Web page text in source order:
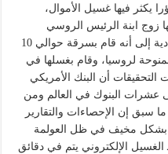
يكثر فيها غسيل الأموال،
زوج ابنة الرئيس الروسي
“يلتسن” حيث أشارت التقارير الاقتصادية إلى أنه قام بسرقة حوالي 10
لروسيا، وقام بغسلها في
أن البنك الأمريكي
عشرات البنوك في العالم ومن
سبق إن الإحصاءات والتقارير
بشكل مخيف في ظل العولمة
ـ الغسيل الإلكتروني يتم في دقائق